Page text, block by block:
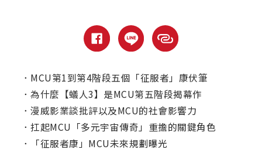
． MCU第1到第4階段五個「征服者」康伏筆
． 為什麼【蟻人3】是MCU第五階段揭幕作
． 漫威影業談批評以及MCU的社會影響力
． 扛起MCU「多元宇宙傳奇」重擔的關鍵角色
．
「征服者康」MCU未來規劃曝光